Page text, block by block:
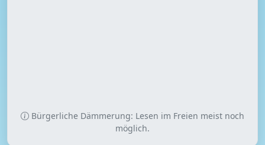
Bürgerliche Dämmerung: Lesen im Freien meist noch
möglich.